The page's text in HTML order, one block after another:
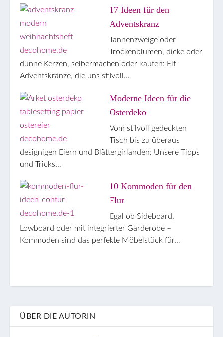
17 Ideen für den
Adventskranz
Tannenzweige oder
Trockenblumen, dicke oder
dünne Kerzen, selbermachen oder kaufen: Elf
Adventskränze, die uns stilvoll…
Moderne Ideen für die
Osterdeko
Vom stilvoll gedeckten
Tisch bis zu überaus
designigen Eiern und Blättergirlanden: Unsere Tipps
und Tricks…
10 Kommoden für den
Flur
Egal ob Sideboard,
Lowboard oder mit integrierter Garderobe –
Kommoden sind das perfekte Möbelstück für…
ÜBER DIE AUTORIN